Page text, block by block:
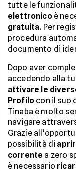
tutte le
elettronicoè
gratuita. Per
procedura
documento di
Dopo aver
accedendo alla
attivare le
Profilo con il suo
Tinaba è molto
navigare
Grazie
possibilità di
corrente a zero
è necessario